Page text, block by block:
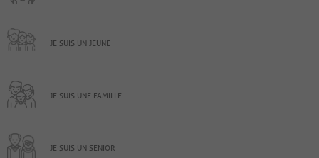
JE SUIS UN JEUNE
JE SUIS UNE FAMILLE
JE SUIS UN SENIOR